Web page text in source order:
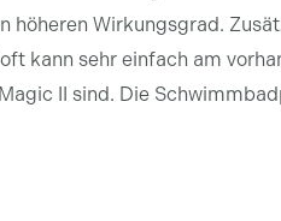
höheren Wirkungsgrad.
kann sehr einfach am
II sind. Die